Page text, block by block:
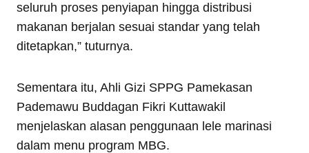
seluruh proses penyiapan hingga distribusi
makanan berjalan sesuai standar yang telah
ditetapkan,” tuturnya.
Sementara itu, Ahli Gizi SPPG Pamekasan
Pademawu Buddagan Fikri Kuttawakil
menjelaskan alasan penggunaan lele marinasi
dalam menu program MBG.